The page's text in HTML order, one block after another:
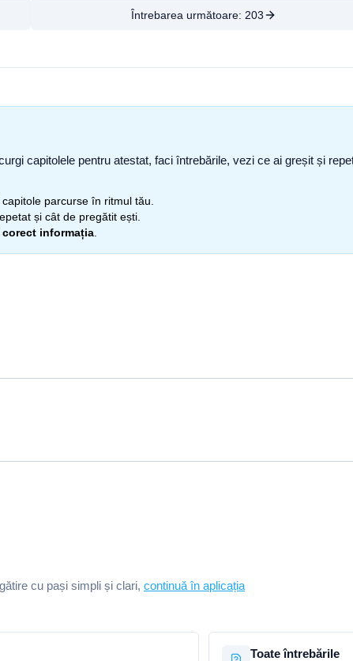
Întrebarea următoare: 203
capitolele pentru atestat, faci întrebările, vezi ce ai greșit și
capitole parcurse în ritmul tău.
și cât de pregătit ești.
informația
cu pași simpli și clari, continuă în aplicația
Toate întrebările